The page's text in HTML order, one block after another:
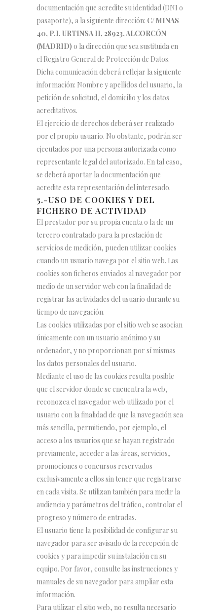
documentación que acredite su identidad (DNI o
pasaporte), a la siguiente dirección: C/ MINAS
40, P.I. URTINSA II, 28923, ALCORCÓN
(MADRID) o la dirección que sea sustituida en
el Registro General de Protección de Datos.
Dicha comunicación deberá reflejar la siguiente
información: Nombre y apellidos del usuario, la
petición de solicitud, el domicilio y los datos
acreditativos.
El ejercicio de derechos deberá ser realizado
por el propio usuario. No obstante, podrán ser
ejecutados por una persona autorizada como
representante legal del autorizado. En tal caso,
se deberá aportar la documentación que
acredite esta representación del interesado.
5.-USO DE COOKIES Y DEL
FICHERO DE ACTIVIDAD
El prestador por su propia cuenta o la de un
tercero contratado para la prestación de
servicios de medición, pueden utilizar cookies
cuando un usuario navega por el sitio web. Las
cookies son ficheros enviados al navegador por
medio de un servidor web con la finalidad de
registrar las actividades del usuario durante su
tiempo de navegación.
Las cookies utilizadas por el sitio web se asocian
únicamente con un usuario anónimo y su
ordenador, y no proporcionan por sí mismas
los datos personales del usuario.
Mediante el uso de las cookies resulta posible
que el servidor donde se encuentra la web,
reconozca el navegador web utilizado por el
usuario con la finalidad de que la navegación sea
más sencilla, permitiendo, por ejemplo, el
acceso a los usuarios que se hayan registrado
previamente, acceder a las áreas, servicios,
promociones o concursos reservados
exclusivamente a ellos sin tener que registrarse
en cada visita. Se utilizan también para medir la
audiencia y parámetros del tráfico, controlar el
progreso y número de entradas.
El usuario tiene la posibilidad de configurar su
navegador para ser avisado de la recepción de
cookies y para impedir su instalación en su
equipo. Por favor, consulte las instrucciones y
manuales de su navegador para ampliar esta
información.
Para utilizar el sitio web, no resulta necesario